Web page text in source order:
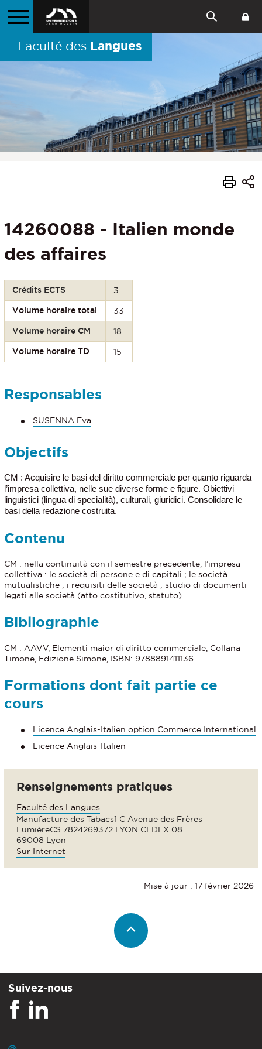
Faculté des Langues
14260088 - Italien monde
des affaires
Crédits ECTS 3
Volume horaire total 33
Volume horaire CM 18
Volume horaire TD 15
Responsables
SUSENNA Eva
Objectifs
CM : Acquisire le basi del diritto commerciale per quanto riguarda
l’impresa collettiva, nelle sue diverse forme e figure. Obiettivi
linguistici (lingua di specialità), culturali, giuridici. Consolidare le
basi della redazione costruita.
Contenu
CM : nella continuità con il semestre precedente, l’impresa
collettiva : le società di persone e di capitali ; le società
mutualistiche ; i requisiti delle società ; studio di documenti
legati alle società (atto costitutivo, statuto).
Bibliographie
CM : AAVV, Elementi maior di diritto commerciale, Collana
Timone, Edizione Simone, ISBN: 9788891411136
Formations dont fait partie ce
cours
Licence Anglais-Italien option Commerce International
Licence Anglais-Italien
Renseignements pratiques
Faculté des Langues
Manufacture des Tabacs1 C Avenue des Frères
LumièreCS 7824269372 LYON CEDEX 08
69008 Lyon
Sur Internet
Mise à jour : 17 février 2026
Suivez-nous